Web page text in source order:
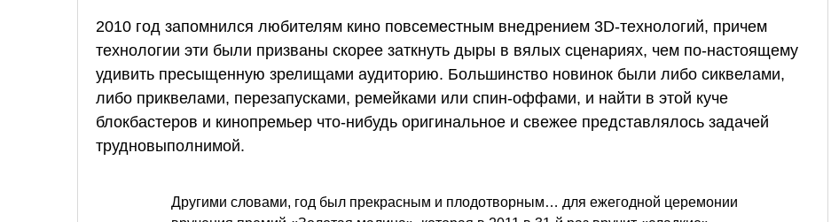
2010 год запомнился любителям кино повсеместным внедрением 3D-технологий, причем
технологии эти были призваны скорее заткнуть дыры в вялых сценариях, чем по-настоящему
удивить пресыщенную зрелищами аудиторию. Большинство новинок были либо сиквелами,
либо приквелами, перезапусками, ремейками или спин-оффами, и найти в этой куче
блокбастеров и кинопремьер что-нибудь оригинальное и свежее представлялось задачей
трудновыполнимой.
Другими словами, год был прекрасным и плодотворным… для ежегодной церемонии